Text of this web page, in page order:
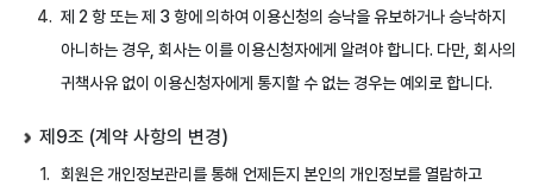
제 2 항 또는 제 3 항에 의하여 이용신청의 승낙을 유보하거나 승낙하지
아니하는 경우, 회사는 이를 이용신청자에게 알려야 합니다. 다만, 회사의
귀책사유 없이 이용신청자에게 통지할 수 없는 경우는 예외로 합니다.
제9조 (계약 사항의 변경)
회원은 개인정보관리를 통해 언제든지 본인의 개인정보를 열람하고